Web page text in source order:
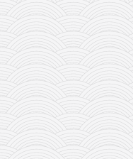
Okinava karate
najnovije na blogu
moje beleške
istorija karatea
bubishi
karate
kihon